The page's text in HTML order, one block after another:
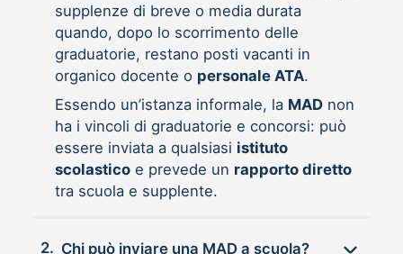
supplenze di breve o media durata
quando, dopo lo scorrimento delle
graduatorie, restano posti vacanti in
organico docente o personale ATA.
Essendo un’istanza informale, la MADnon
ha i vincoli di graduatorie e concorsi: può
essere inviata a qualsiasi istituto
scolasticoe prevede un rapporto diretto
tra scuola e supplente.
2. Chi può inviare una MAD a scuola?